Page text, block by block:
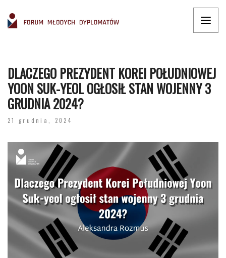
DLACZEGO PREZYDENT KOREI POŁUDNIOWEJ
YOON SUK-YEOL OGŁOSIŁ STAN WOJENNY 3
GRUDNIA 2024?
21 grudnia, 2024